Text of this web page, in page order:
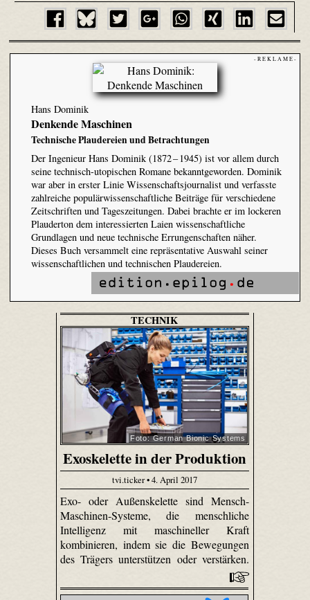
- R E K L A M E -
Hans Dominik
Denkende Maschinen
Technische Plaudereien und Betrachtungen
Der Ingenieur Hans Dominik (1872 – 1945) ist vor allem durch
seine technisch-utopischen Romane bekanntgeworden. Dominik
war aber in erster Linie Wissenschaftsjournalist und verfasste
zahlreiche populärwissenschaftliche Beiträge für verschiedene
Zeitschriften und Tageszeitungen. Dabei brachte er im lockeren
Plauderton dem interessierten Laien wissenschaftliche
Grundlagen und neue technische Errungenschaften näher.
Dieses Buch versammelt eine repräsentative Auswahl seiner
wissenschaftlichen und technischen Plaudereien.
TECHNIK
Foto: German Bionic Systems
Exoskelette in der Produktion
tvi.ticker • 4. April 2017
Exo- oder Außenskelette sind Mensch-
Maschinen-Systeme, die menschliche
Intelligenz mit maschineller Kraft
kombinieren, indem sie die Bewegungen
des Trägers unterstützen oder verstärken.